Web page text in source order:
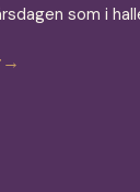
som i
→